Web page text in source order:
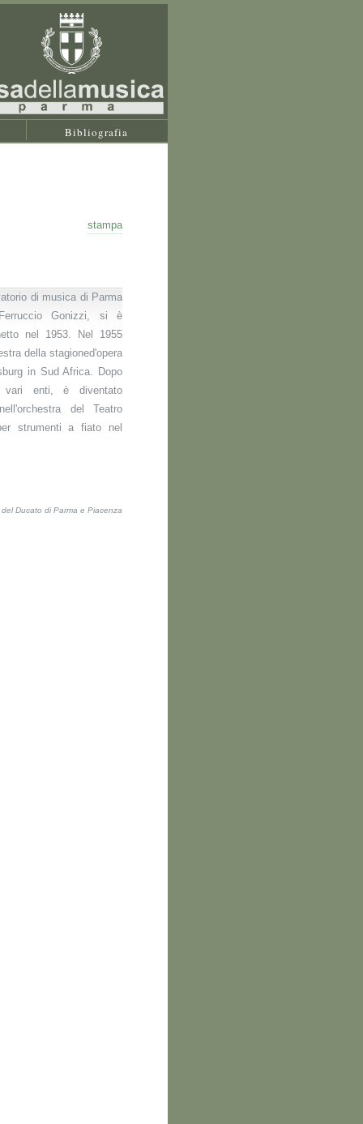
Bibliografia
stampa
di musica di Parma
Gonizzi, si è
nel 1953. Nel 1955
della stagioned'opera
in Sud Africa. Dopo
enti, è diventato
del Teatro
strumenti a fiato nel
Ducato di Parma e Piacenza